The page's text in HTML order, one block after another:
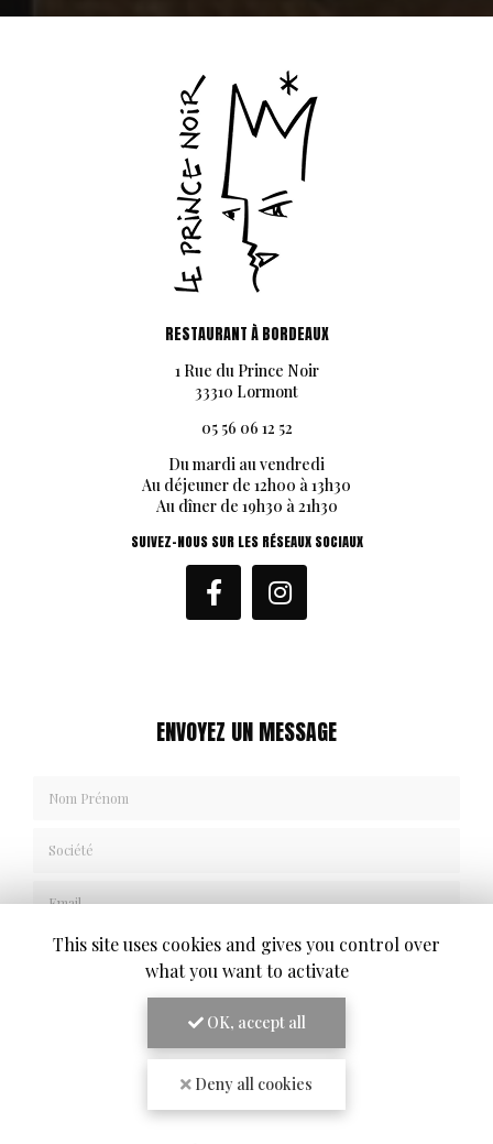
RESTAURANT À BORDEAUX
1 Rue du Prince Noir
33310 Lormont
05 56 06 12 52
Du mardi au vendredi
Au déjeuner de 12h00 à 13h30
Au dîner de 19h30 à 21h30
SUIVEZ-NOUS SUR LES RÉSEAUX SOCIAUX
ENVOYEZ UN MESSAGE
Téléphone
This site uses cookies and gives you control over
what you want to activate
OK, accept all
Deny all cookies